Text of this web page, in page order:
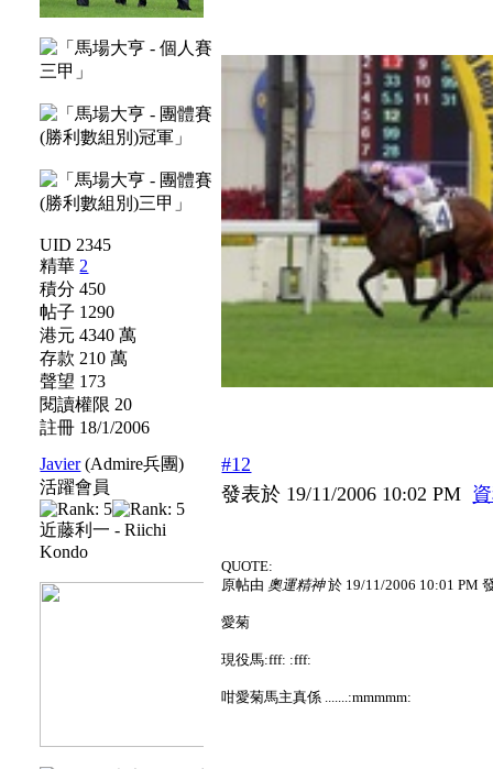
UID 2345
精華 2
積分 450
帖子 1290
港元 4340 萬
存款 210 萬
聲望 173
閱讀權限 20
註冊 18/1/2006
Javier (Admire兵團)
活躍會員
近藤利一 - Riichi
Kondo
#12
發表於 19/11/2006 10:02 PM
QUOTE:
原帖由 奧運精神於 19/11/2006 10:01 PM
愛菊
現役馬:fff: :fff:
咁愛菊馬主真係 .......:mmmmm: